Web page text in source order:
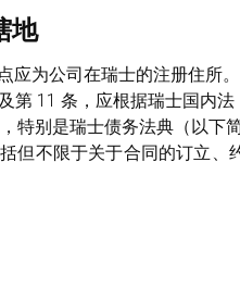
地
应为公司在瑞士的注册住所。
第 11 条，应根据瑞士国内
特别是瑞士债务法典（以下
但不限于关于合同的订立